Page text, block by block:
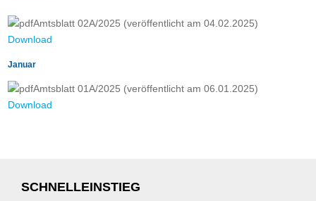
Amtsblatt 02A/2025 (veröffentlicht am 04.02.2025)
Download
Januar
Amtsblatt 01A/2025 (veröffentlicht am 06.01.2025)
Download
SCHNELLEINSTIEG